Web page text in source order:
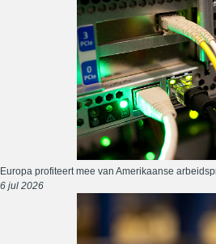
Europa profiteert mee van Amerikaanse
6 jul 2026